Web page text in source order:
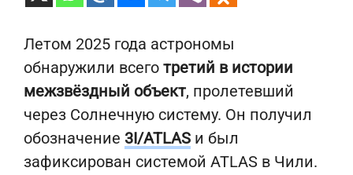
Летом 2025 года астрономы
обнаружили всего третий в истории
межзвёздный объект, пролетевший
через Солнечную систему. Он получил
обозначение 3I/ATLAS и был
зафиксирован системой ATLAS в Чили.